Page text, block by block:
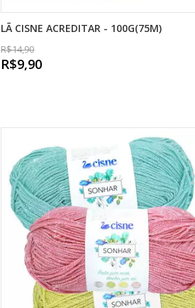
LÃ CISNE ACREDITAR - 100G(75M)
R$14,90
R$9,90